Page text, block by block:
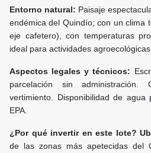
Entorno natural: Paisaje
endémica del Quindío; con un clima
eje cafetero), con temperaturas
ideal para actividades
Aspectos legales y técnicos:
parcelación sin
vertimiento. Disponibilidad de agua
EPA.
¿Por qué invertir en este lote?
de las zonas más apetecidas del